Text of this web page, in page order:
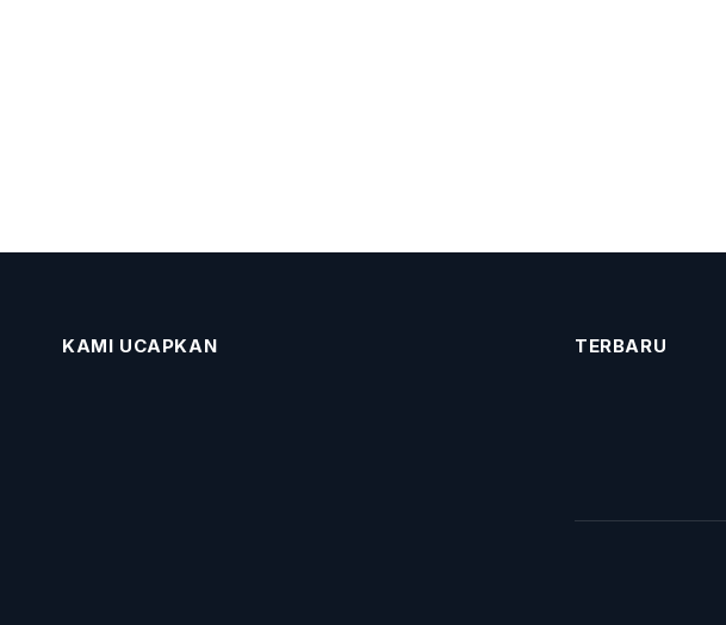
KAMI UCAPKAN TERBARU